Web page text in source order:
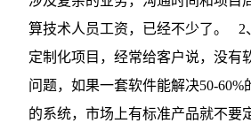
算技术人员工资，已经不少了。 2
定制化项目，经常给客户说，没有
问题，如果一套软件能解决50-
的系统，市场上有标准产品就不要